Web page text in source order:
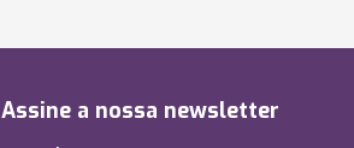
Assine a nossa newsletter